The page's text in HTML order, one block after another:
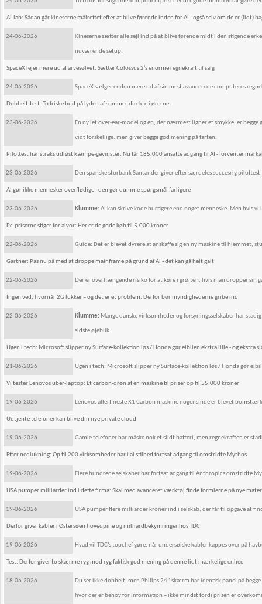
AI-lab: Sådan går kineserne målrettet efter at blive førende inden for AI - også selv om de er (lidt)
24-06-2026 Kineserne sætter alle sejl ind på at blive førende midt i den stigende
nuværende setup.
SpaceX lejer mere ud af arvesølvet: Sætter Colossus 2’s enorme regnekraft til salg
24-06-2026 SpaceX sælger endnu mere ud af sin mest avancerede computeres
Dobbelt-test: To friske bud på lyden af sommer direkte i ørerne
23-06-2026 En ny let over-ear-model og en, der nærmest ligner et smykke, er
vidt forskellige, men giver begge god mening på farten.
Pilottest har straks udløst kæmpe-gevinster: Nu får 185.000 ansatte adgang til AI - forventer
23-06-2026 Den spanske storbank Santander giver efter særdeles succesrig
AI gør ikke mennesker overflødige - den gør dumme spørgsmål farligere
23-06-2026 Klumme:AI kan skrive kode hurtigere end noget menneske. Men hvis
Pc-priserne stiger for alvor: Her er de gode køb til 5.000 kroner
22-06-2026 Guide: Det er blevet dyrere at anskaffe sig en ny maskine til hjemmet,
Gartner: Pas nu på med at droppe mainframe på grund af AI - det kan gå helt galt
22-06-2026 Der er overhængende risiko for at køre i grøften, hvis man dropper sin
Ingen ved, hvornår 2G lukker – og det er et problem: Derfor bør myndighederne gribe ind
22-06-2026 Klumme: Mange danske virksomheder og forsyningsselskaber har
sidste øjeblik.
Ugen i tech: Microsoft slipper ny Surface-kollektion løs / Honda gør elbilen ekstra lille - og ekstra
21-06-2026 Ugen i tech: Microsoft slipper ny Surface-kollektion løs / Honda gør
Vi tester Lenovos uber-laptop: Et carbon-drøn af en maskine til priser op til 55.000 kroner
19-06-2026 Lenovos allerfineste X1 Carbon maskine nogensinde er blevet
Udtjente telefoner kan blive din nye private cloud
19-06-2026 Gamle telefoner har måske nok et slidt batteri, men regnekraften er
Efter nedlukning: Op til 200 virksomheder har i al stilhed fortsat adgang til omstridte Mythos
19-06-2026 Flere hundrede selskaber har fortsat adgang til Anthropics omstridte
USA pumper milliarder ind i dette firma: Skal med avanceret værktøj finde formlerne på nye
19-06-2026 USA pumper flere milliarder kroner ind i selskab, der får til opgave at
Derfor giver kabler i Østersøen hovedpine og milliardbekymringer hos TDC
19-06-2026 Hvad vil TDC’s topchef gøre, når undersøiske kabler kappes over på
Test: Derfor giver to skærme ryg mod ryg faktisk god mening på denne lidt mærkelige enhed
18-06-2026 Du ser ikke dobbelt, men Philips 24” skærm har identisk panel på
hvor der er behov for information – ikke mindst fordi prisen er